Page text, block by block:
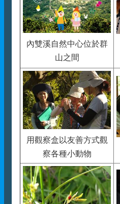
內雙溪自然中心位於群
山之間
用觀察盒以友善方式觀
察各種小動物